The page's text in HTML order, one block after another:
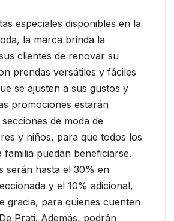
especiales disponibles en la
la marca brinda la
clientes de renovar su
prendas versátiles y fáciles
se ajusten a sus gustos y
promociones estarán
de moda de
y niños, para que todos los
familia puedan beneficiarse.
serán hasta el 30% en
y el 10% adicional,
gracia, para quienes cuenten
Prati. Además, podrán